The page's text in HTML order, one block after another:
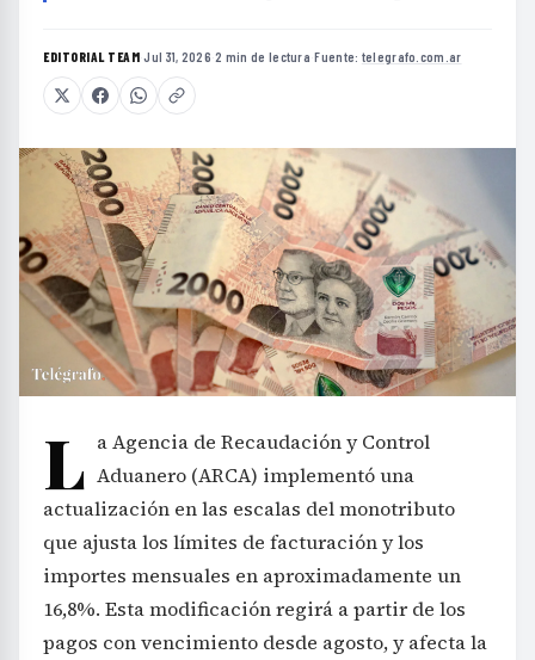
EDITORIAL TEAM·Jul 31, 2026·2 min de lectura·Fuente: telegrafo.com.ar
L a Agencia de Recaudación y Control
Aduanero (ARCA) implementó una
actualización en las escalas del monotributo
que ajusta los límites de facturación y los
importes mensuales en aproximadamente un
16,8%. Esta modificación regirá a partir de los
pagos con vencimiento desde agosto, y afecta la